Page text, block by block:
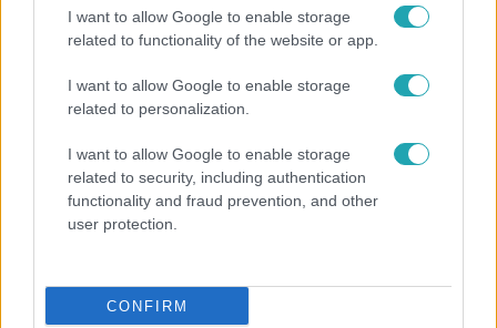
I want to allow Google to enable storage
related to functionality of the website or app.
I want to allow Google to enable storage
related to personalization.
I want to allow Google to enable storage
related to security, including authentication
functionality and fraud prevention, and other
user protection.
CONFIRM
fent, a kutatók az elbeszélések alapján rekonstruálták
életét.
2022. szeptember 12. 18:25
A világon minden százötvenedik ember